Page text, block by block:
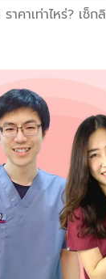
คาเท่าไหร่? เช็